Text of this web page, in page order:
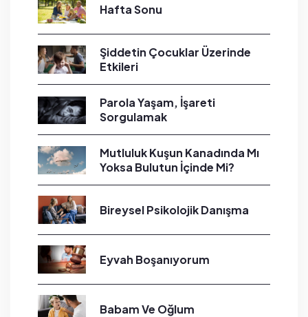
Hafta Sonu
Şiddetin Çocuklar Üzerinde
Etkileri
Parola Yaşam, İşareti
Sorgulamak
Mutluluk Kuşun Kanadında Mı
Yoksa Bulutun İçinde Mi?
Bireysel Psikolojik Danışma
Eyvah Boşanıyorum
Babam Ve Oğlum